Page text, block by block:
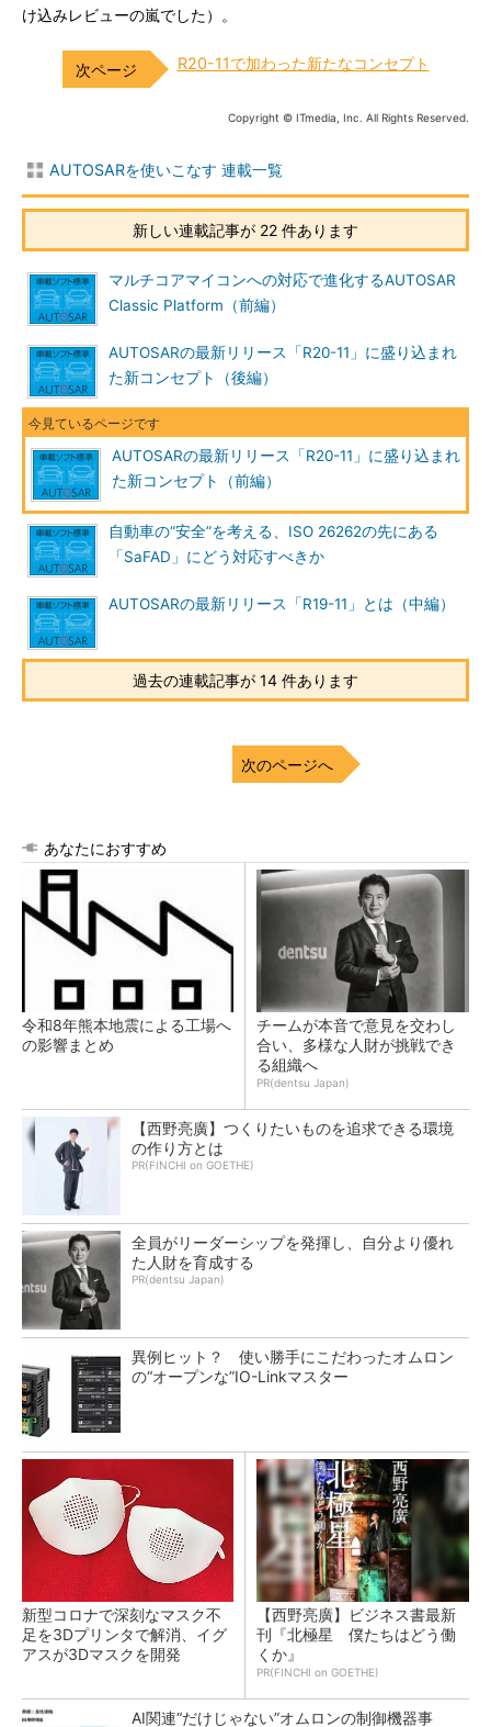
け込みレビューの嵐でした）。
R20-11で加わった新たなコンセプト
Copyright © ITmedia, Inc. All Rights Reserved.
AUTOSARを使いこなす 連載一覧
新しい連載記事が 22 件あります
マルチコアマイコンへの対応で進化するAUTOSAR
Classic Platform（前編）
AUTOSARの最新リリース「R20-11」に盛り込まれ
た新コンセプト（後編）
AUTOSARの最新リリース「R20-11」に盛り込まれ
た新コンセプト（前編）
自動車の“安全”を考える、ISO 26262の先にある
「SaFAD」にどう対応すべきか
AUTOSARの最新リリース「R19-11」とは（中編）
過去の連載記事が 14 件あります
次のページへ
あなたにおすすめ
令和8年熊本地震による工場へ
の影響まとめ
チームが本音で意見を交わし
合い、多様な人財が挑戦でき
る組織へ
PR(dentsu Japan)
【西野亮廣】つくりたいものを追求できる環境
の作り方とは
PR(FINCHI on GOETHE)
全員がリーダーシップを発揮し、自分より優れ
た人財を育成する
PR(dentsu Japan)
異例ヒット？ 使い勝手にこだわったオムロン
の“オープンな”IO-Linkマスター
新型コロナで深刻なマスク不
足を3Dプリンタで解消、イグ
アスが3Dマスクを開発
【西野亮廣】ビジネス書最新
刊『北極星 僕たちはどう働
くか』
PR(FINCHI on GOETHE)
AI関連“だけじゃない”オムロンの制御機器事